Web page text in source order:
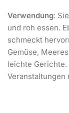
Verwendung:
und roh essen.
schmeckt
Gemüse,
leichte
Veranstaltungen